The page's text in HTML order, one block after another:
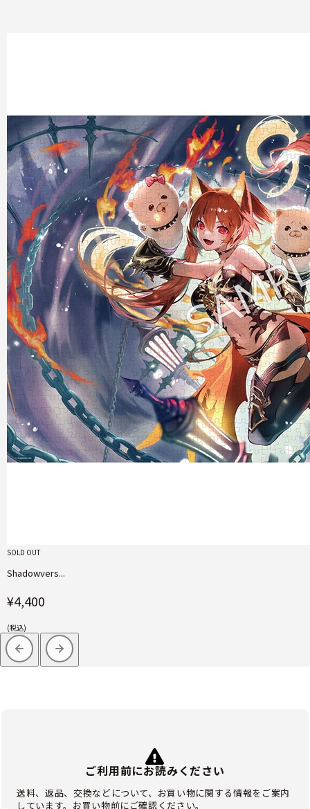
SOLD OUT
Shadowvers...
¥4,400
(税込)
ご利用前にお読みください
送料、返品、交換などについて、お買い物に関する情報をご案内
しています。お買い物前にご確認ください。